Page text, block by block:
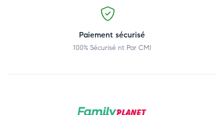
Paiement sécurisé
100% Sécurisé nt Par CMI